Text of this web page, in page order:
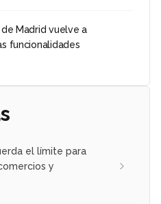
Madrid vuelve a
funcionalidades
el límite para
y